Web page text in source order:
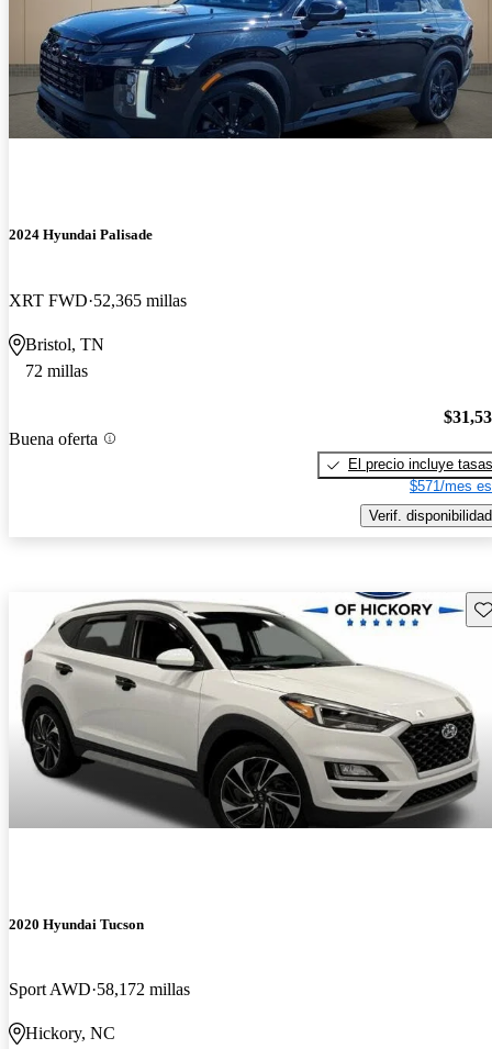
2024 Hyundai Palisade
XRT FWD 52,365 millas
Bristol, TN
72 millas
Buena oferta
El precio incluye tasas
$571/mes
Verif. disponibilidad
2020 Hyundai Tucson
Sport AWD 58,172 millas
Hickory, NC